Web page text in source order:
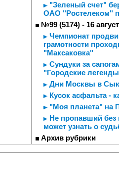
"Зеленый счет"
ОАО "Ростелеком"
№99 (5174) - 16
Чемпионат
грамотности
"Максаковка"
Сундуки за
"Городские
Дни Москвы в
Кусок асфальта -
"Моя планета" на
Не пропавший без
может узнать о
Архив рубрики